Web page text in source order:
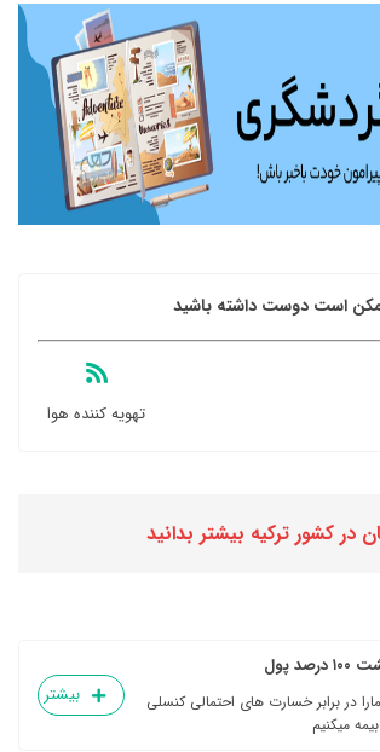
است دوست داشته باشید
تهویه کننده هوا
در کشور ترکیه بیشتر بدانید
پول
در برابر خسارت های احتمالی کنسلی
میکنیم
بیشتر